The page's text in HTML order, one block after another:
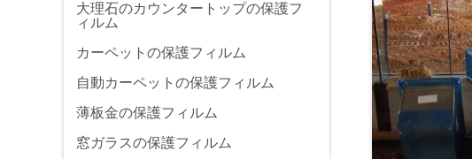
大理石のカウンタートップの保護フ
ィルム
カーペットの保護フィルム
自動カーペットの保護フィルム
薄板金の保護フィルム
窓ガラスの保護フィルム